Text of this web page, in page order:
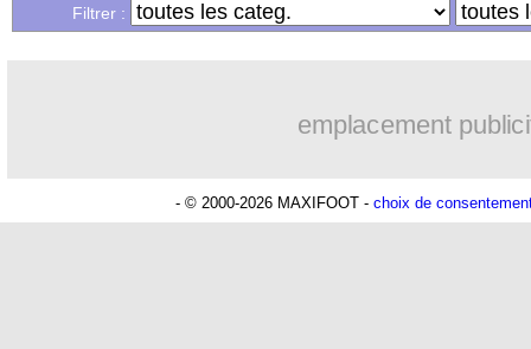
Filtrer :
emplacement
- © 2000-2026 MAXIFOOT - choix de